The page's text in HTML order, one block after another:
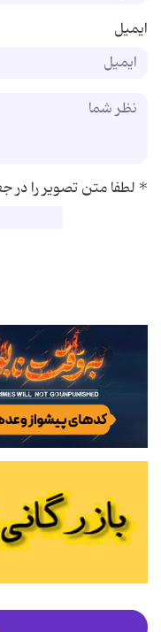
ایمیل
*لطفا متن تصویر را در